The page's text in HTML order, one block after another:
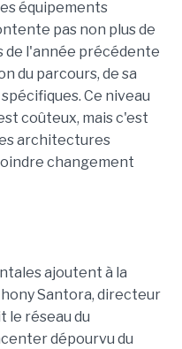
équipements
pas non plus de
l'année précédente
du parcours, de sa
Ce niveau
coûteux, mais c'est
architectures
changement
ajoutent à la
Santora, directeur
le réseau du
dépourvu du